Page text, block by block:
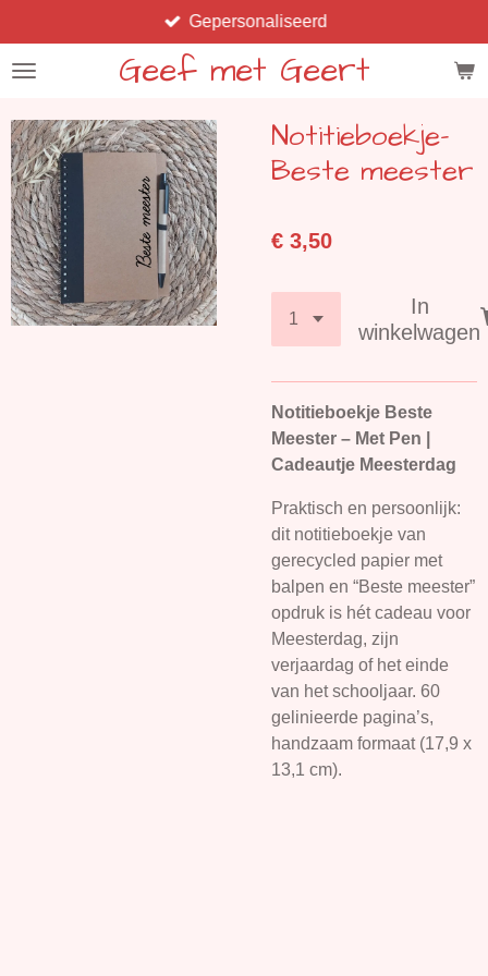
direct
naar
hoofdinhoud
Geef met Geert
Gepersonaliseerd
Notitieboekje-
Beste meester
€ 3,50
In
winkelwagen
Notitieboekje Beste
Meester – Met Pen |
Cadeautje Meesterdag
Praktisch en persoonlijk:
dit notitieboekje van
gerecycled papier met
balpen en “Beste meester”
opdruk is hét cadeau voor
Meesterdag, zijn
verjaardag of het einde
van het schooljaar. 60
gelinieerde pagina’s,
handzaam formaat (17,9 x
13,1 cm).